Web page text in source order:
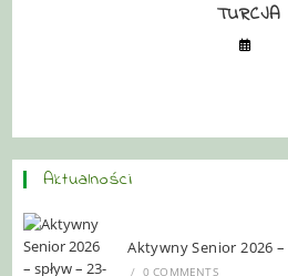
TURCJA
Aktualności
Aktywny Senior 2026 –
/ 0 COMMENTS